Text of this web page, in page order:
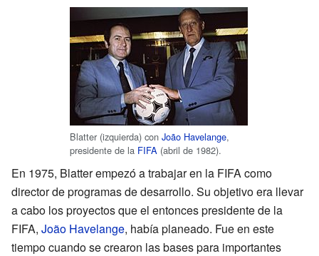
Blatter (izquierda) con João Havelange,
presidente de la FIFA (abril de 1982).
En 1975, Blatter empezó a trabajar en la FIFA como
director de programas de desarrollo. Su objetivo era llevar
a cabo los proyectos que el entonces presidente de la
FIFA, João Havelange, había planeado. Fue en este
tiempo cuando se crearon las bases para importantes